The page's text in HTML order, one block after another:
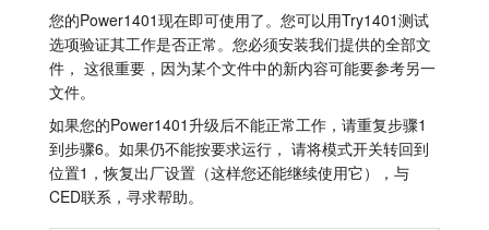
您的Power1401现在即可使用了。您可以用Try1401测试
选项验证其工作是否正常。您必须安装我们提供的全部文
件， 这很重要，因为某个文件中的新内容可能要参考另一
文件。
如果您的Power1401升级后不能正常工作，请重复步骤1
到步骤6。如果仍不能按要求运行， 请将模式开关转回到
位置1，恢复出厂设置（这样您还能继续使用它），与
CED联系，寻求帮助。